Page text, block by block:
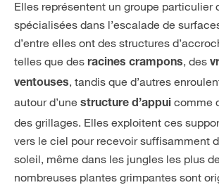
Elles représentent un groupe particulier
spécialisées dans l’escalade de
d’entre elles ont des structures
telles que des racines crampons, des
ventouses, tandis que d’autres
autour d’une structure d’appui comme
des grillages. Elles exploitent ces
vers le ciel pour recevoir suffisamment
soleil, même dans les jungles les plus
nombreuses plantes grimpantes sont